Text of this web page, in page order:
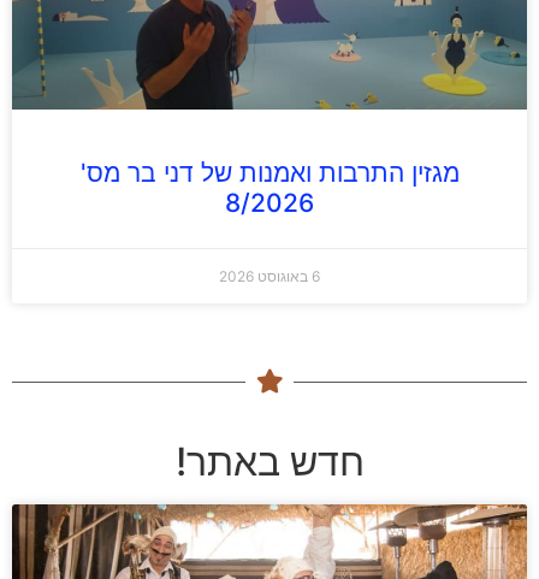
מגזין התרבות ואמנות של דני בר מס'
8/2026
6 באוגוסט 2026
חדש באתר!